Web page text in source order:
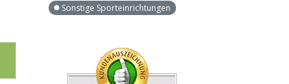
Sonstige Sporteinrichtungen